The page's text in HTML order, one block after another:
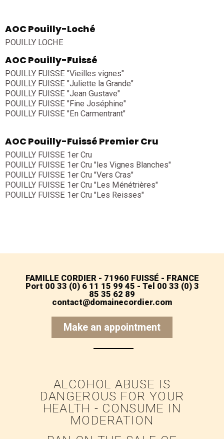
AOC Pouilly-Loché
POUILLY LOCHE
AOC Pouilly-Fuissé
POUILLY FUISSE "Vieilles vignes"
POUILLY FUISSE "Juliette la Grande"
POUILLY FUISSE "Jean Gustave"
POUILLY FUISSE "Fine Joséphine"
POUILLY FUISSE "En Carmentrant"
AOC Pouilly-Fuissé Premier Cru
POUILLY FUISSE 1er Cru
POUILLY FUISSE 1er Cru "les Vignes Blanches"
POUILLY FUISSE 1er Cru "Vers Cras"
POUILLY FUISSE 1er Cru "Les Ménétrières"
POUILLY FUISSE 1er Cru "Les Reisses"
FAMILLE CORDIER - 71960 FUISSÉ - FRANCE
Port 00 33 (0) 6 11 15 99 45 - Tel 00 33 (0) 3
85 35 62 89
contact@domainecordier.com
Make an appointment
ALCOHOL ABUSE IS
DANGEROUS FOR YOUR
HEALTH - CONSUME IN
MODERATION